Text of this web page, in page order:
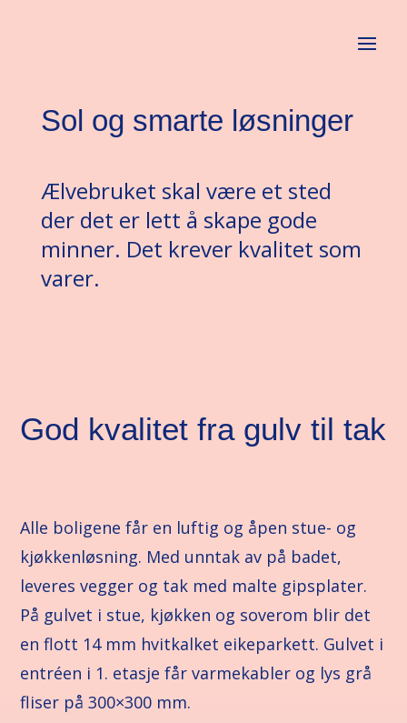
Sol og smarte løsninger
Ælvebruket skal være et sted
der det er lett å skape gode
minner. Det krever kvalitet som
varer.
God kvalitet fra gulv til tak
Alle boligene får en luftig og åpen stue- og
kjøkkenløsning. Med unntak av på badet,
leveres vegger og tak med malte gipsplater.
På gulvet i stue, kjøkken og soverom blir det
en flott 14 mm hvitkalket eikeparkett. Gulvet i
entréen i 1. etasje får varmekabler og lys grå
fliser på 300×300 mm.